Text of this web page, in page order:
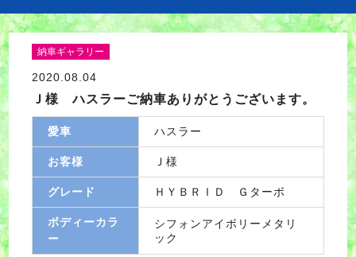
納車ギャラリー
2020.08.04
Ｊ様 ハスラーご納車ありがとうございます。
愛車 ハスラー
お客様 Ｊ様
グレード ＨＹＢＲＩＤ Ｇターボ
ボディーカラ
ー
シフォンアイボリーメタリ
ック